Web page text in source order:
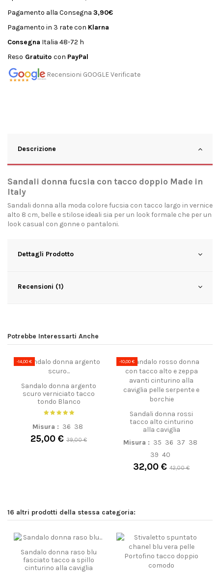
Pagamento alla Consegna 3,90€
Pagamento in 3 rate con Klarna
Consegna Italia 48-72 h
Reso Gratuito con PayPal
Recensioni GOOGLE Verificate
Descrizione
Sandali donna fucsia con tacco doppio Made in
Italy
Sandali donna alla moda colore fucsia con tacco largo in vernice
alto 8 cm, belle e stilose ideali sia per un look formale che per un
look casual con gonne o pantaloni.
Dettagli Prodotto
Recensioni (1)
Potrebbe Interessarti Anche
-14,00 €
Sandalo donna argento
scuro verniciato tacco
tondo Blanco
Misura : 36 38
25,00 € 39,00 €
-10,00 €
Sandali donna rossi
tacco alto cinturino
alla caviglia
Misura : 35 36 37 38
39 40
32,00 € 42,00 €
16 altri prodotti della stessa categoria:
Sandalo donna raso blu
fasciato tacco a spillo
cinturino alla caviglia